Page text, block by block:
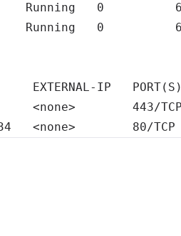
Running 0
Running 0
IP   PORT( S )
<none> 443
<none> 80